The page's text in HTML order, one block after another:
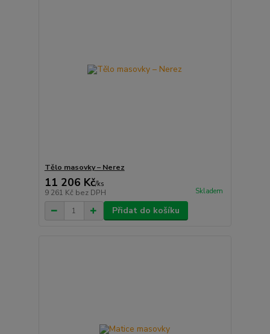
Tělo masovky – Nerez
11 206 Kč/ks
9 261 Kč bez DPH Skladem
Přidat do košíku